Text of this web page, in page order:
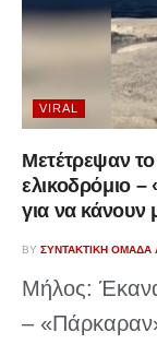
VIRAL
Μετέτρεψαν
ελικοδρόμιο –
για να κάνουν
BY ΣΥΝΤΑΚΤΙΚΉ ΟΜΆΔΑ
Μήλος:
–